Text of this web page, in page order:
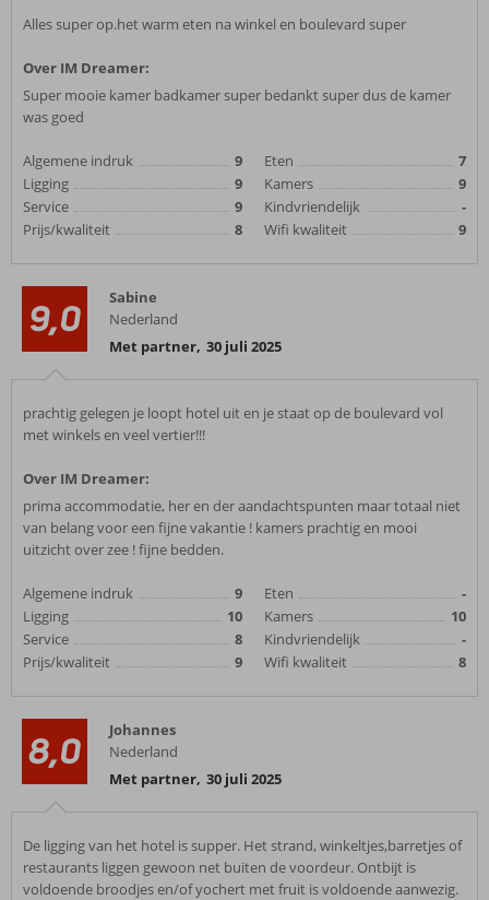
Alles super op.het warm eten na winkel en boulevard super
Over IM Dreamer:
Super mooie kamer badkamer super bedankt super dus de kamer
was goed
Algemene indruk
9
Ligging
9
Service
9
Prijs/kwaliteit
8
Eten
7
Kamers
9
Kindvriendelijk
-
Wifi kwaliteit
9
9,0
Sabine
Nederland
Met partner, 30 juli 2025
prachtig gelegen je loopt hotel uit en je staat op de boulevard vol
met winkels en veel vertier!!!
Over IM Dreamer:
prima accommodatie, her en der aandachtspunten maar totaal niet
van belang voor een fijne vakantie ! kamers prachtig en mooi
uitzicht over zee ! fijne bedden.
Algemene indruk
9
Ligging
10
Service
8
Prijs/kwaliteit
9
Eten
-
Kamers
10
Kindvriendelijk
-
Wifi kwaliteit
8
8,0
Johannes
Nederland
Met partner, 30 juli 2025
De ligging van het hotel is supper. Het strand, winkeltjes,barretjes of
restaurants liggen gewoon net buiten de voordeur. Ontbijt is
voldoende broodjes en/of yochert met fruit is voldoende aanwezig.